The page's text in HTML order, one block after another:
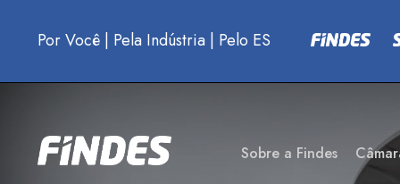
Por Você | Pela Indústria | Pelo ES
Sobre a Findes